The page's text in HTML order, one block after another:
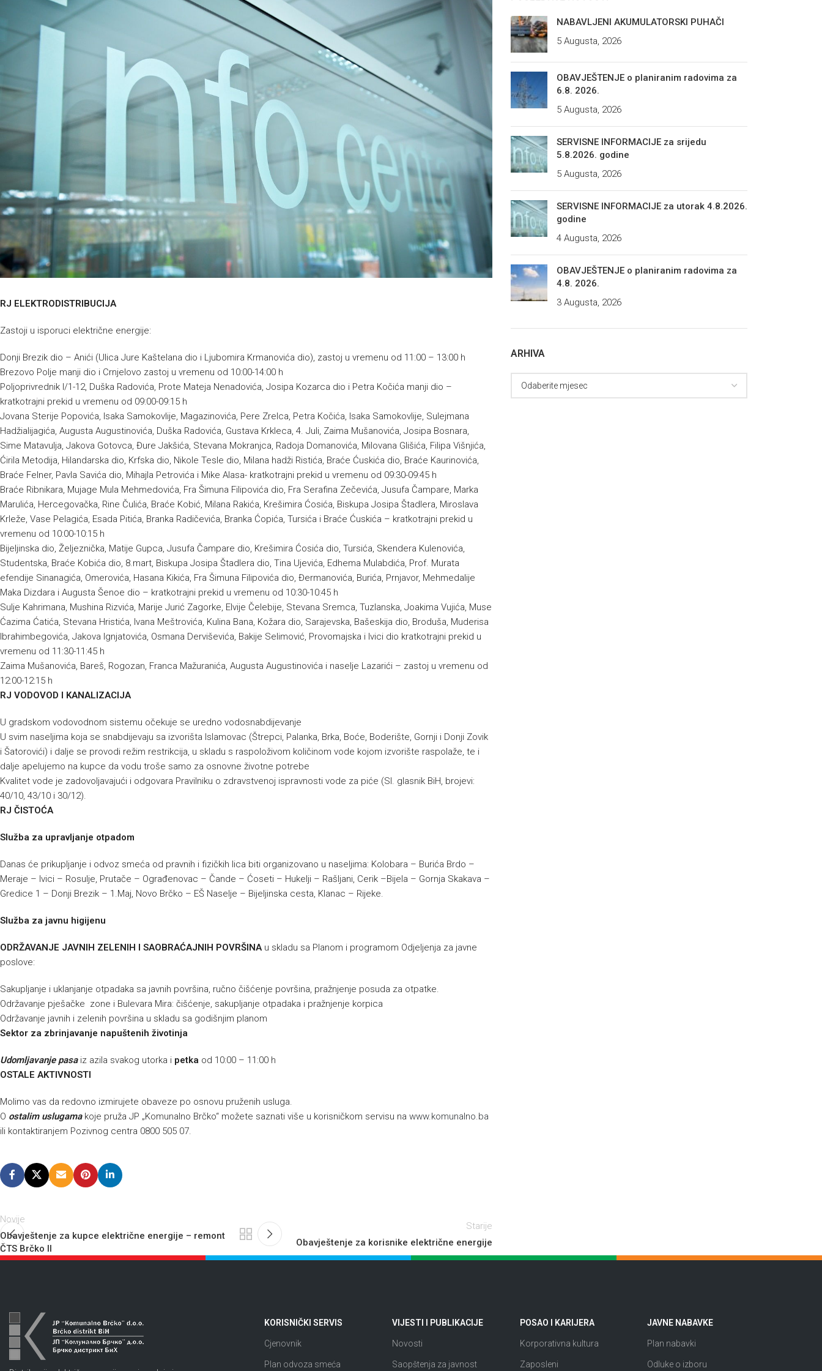
RJ ELEKTRODISTRIBUCIJA
Zastoji u isporuci električne energije:
Donji Brezik dio – Anići (Ulica Jure Kaštelana dio i Ljubomira Krmanovića dio), zastoj u vremenu od 11:00 – 13:00 h
Brezovo Polje manji dio i Crnjelovo zastoj u vremenu od 10:00-14:00 h
Poljoprivrednik I/1-12, Duška Radovića, Prote Mateja Nenadovića, Josipa Kozarca dio i Petra Kočića manji dio –
kratkotrajni prekid u vremenu od 09:00-09:15 h
Jovana Sterije Popovića, Isaka Samokovlije, Magazinovića, Pere Zrelca, Petra Kočića, Isaka Samokovlije, Sulejmana
Hadžialijagića, Augusta Augustinovića, Duška Radovića, Gustava Krkleca, 4. Juli, Zaima Mušanovića, Josipa Bosnara,
Sime Matavulja, Jakova Gotovca, Đure Jakšića, Stevana Mokranjca, Radoja Domanovića, Milovana Glišića, Filipa Višnjića,
Ćirila Metodija, Hilandarska dio, Krfska dio, Nikole Tesle dio, Milana hadži Ristića, Braće Ćuskića dio, Braće Kaurinovića,
Braće Felner, Pavla Savića dio, Mihajla Petrovića i Mike Alasa- kratkotrajni prekid u vremenu od 09:30-09:45 h
Braće Ribnikara, Mujage Mula Mehmedovića, Fra Šimuna Filipovića dio, Fra Serafina Zečevića, Jusufa Čampare, Marka
Marulića, Hercegovačka, Rine Čulića, Braće Kobić, Milana Rakića, Krešimira Ćosića, Biskupa Josipa Štadlera, Miroslava
Krleže, Vase Pelagića, Esada Pitića, Branka Radičevića, Branka Ćopića, Tursića i Braće Ćuskića – kratkotrajni prekid u
vremenu od 10:00-10:15 h
Bijeljinska dio, Željeznička, Matije Gupca, Jusufa Čampare dio, Krešimira Ćosića dio, Tursića, Skendera Kulenovića,
Studentska, Braće Kobića dio, 8.mart, Biskupa Josipa Štadlera dio, Tina Ujevića, Edhema Mulabdića, Prof. Murata
efendije Sinanagića, Omerovića, Hasana Kikića, Fra Šimuna Filipovića dio, Đermanovića, Burića, Prnjavor, Mehmedalije
Maka Dizdara i Augusta Šenoe dio – kratkotrajni prekid u vremenu od 10:30-10:45 h
Sulje Kahrimana, Mushina Rizvića, Marije Jurić Zagorke, Elvije Čelebije, Stevana Sremca, Tuzlanska, Joakima Vujića, Muse
Ćazima Ćatića, Stevana Hristića, Ivana Meštrovića, Kulina Bana, Kožara dio, Sarajevska, Bašeskija dio, Broduša, Muderisa
Ibrahimbegovića, Jakova Ignjatovića, Osmana Derviševića, Bakije Selimović, Provomajska i Ivici dio kratkotrajni prekid u
vremenu od 11:30-11:45 h
Zaima Mušanovića, Bareš, Rogozan, Franca Mažuranića, Augusta Augustinovića i naselje Lazarići – zastoj u vremenu od
12:00-12:15 h
RJ VODOVOD I KANALIZACIJA
U gradskom vodovodnom sistemu očekuje se uredno vodosnabdijevanje
U svim naseljima koja se snabdijevaju sa izvorišta Islamovac (Štrepci, Palanka, Brka, Boće, Boderište, Gornji i Donji Zovik
i Šatorovići) i dalje se provodi režim restrikcija, u skladu s raspoloživom količinom vode kojom izvorište raspolaže, te i
dalje apelujemo na kupce da vodu troše samo za osnovne životne potrebe
Kvalitet vode je zadovoljavajući i odgovara Pravilniku o zdravstvenoj ispravnosti vode za piće (Sl. glasnik BiH, brojevi:
40/10, 43/10 i 30/12).
RJ ČISTOĆA
Služba za upravljanje otpadom
Danas će prikupljanje i odvoz smeća od pravnih i fizičkih lica biti organizovano u naseljima: Kolobara – Burića Brdo –
Meraje – Ivici – Rosulje, Prutače – Ograđenovac – Čande – Ćoseti – Hukelji – Rašljani, Cerik –Bijela – Gornja Skakava –
Gredice 1 – Donji Brezik – 1.Maj, Novo Brčko – EŠ Naselje – Bijeljinska cesta, Klanac – Rijeke.
Služba za javnu higijenu
ODRŽAVANJE JAVNIH ZELENIH I SAOBRAĆAJNIH POVRŠINAu skladu sa Planom i programom Odjeljenja za javne
poslove:
Sakupljanje i uklanjanje otpadaka sa javnih površina, ručno čišćenje površina, pražnjenje posuda za otpatke.
Održavanje pješačke zone i Bulevara Mira: čišćenje, sakupljanje otpadaka i pražnjenje korpica
Održavanje javnih i zelenih površina u skladu sa godišnjim planom
Sektor za zbrinjavanje napuštenih životinja
Udomljavanje pasaiz azila svakog utorka i petka od 10:00 – 11:00 h
OSTALE AKTIVNOSTI
Molimo vas da redovno izmirujete obaveze po osnovu pruženih usluga.
O ostalim uslugamakoje pruža JP „Komunalno Brčko“ možete saznati više u korisničkom servisu na www.komunalno.ba
ili kontaktiranjem Pozivnog centra 0800 505 07.
Novije
Obavještenje za kupce električne energije – remont
ČTS Brčko II
Starije
Obavještenje za korisnike električne energije
NABAVLJENI AKUMULATORSKI PUHAČI
5 Augusta, 2026
OBAVJEŠTENJE o planiranim radovima za
6.8. 2026.
5 Augusta, 2026
SERVISNE INFORMACIJE za srijedu
5.8.2026. godine
5 Augusta, 2026
SERVISNE INFORMACIJE za utorak 4.8.2026.
godine
4 Augusta, 2026
OBAVJEŠTENJE o planiranim radovima za
4.8. 2026.
3 Augusta, 2026
ARHIVA
KORISNIČKI SERVIS
Cjenovnik
Plan odvoza smeća
VIJESTI I PUBLIKACIJE
Novosti
Saopštenja za javnost
POSAO I KARIJERA
Korporativna kultura
Zaposleni
JAVNE NABAVKE
Plan nabavki
Odluke o izboru